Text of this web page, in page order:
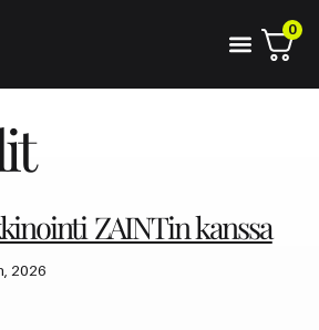
0
ZAINTin kanssa
2026